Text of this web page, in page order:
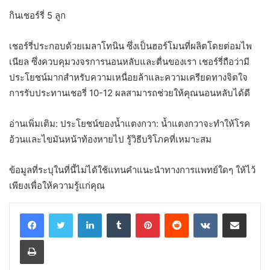
กินเชอร์รี่ 5 ลูก
เชอร์รี่ประกอบด้วยเมลาโทนิน ซึ่งเป็นฮอร์โมนที่ผลิตโดยต่อมไพ
เนียล ซึ่งควบคุมวงจรการนอนหลับและตื่นของเรา เชอร์รี่ถือว่ามี
ประโยชน์มากสำหรับความเหนื่อยล้าและความเครียดทางจิตใจ
การรับประทานเชอรี่ 10-12 ผลสามารถช่วยให้คุณนอนหลับได้ดี
อ่านเพิ่มเติม: ประโยชน์ของน้ำแตงกวา: น้ำแตงกวาจะทำให้โรค
อ้วนและไขมันหน้าท้องหายไป รู้วิธีบริโภคที่เหมาะสม
ข้อมูลที่ระบุในที่นี้ไม่ได้ใช้แทนคำแนะนำทางการแพทย์ใดๆ ให้ไว้
เพียงเพื่อให้ความรู้แก่คุณ
LinkedInTumblr PinterestReddit VKontakteShare via Email
Print